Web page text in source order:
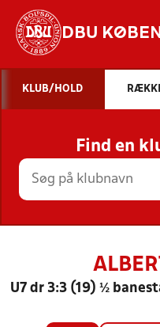
DBU
STILLINGER,
KLUB/HOLD
Find en
U7 dr 3:3 (19) ½